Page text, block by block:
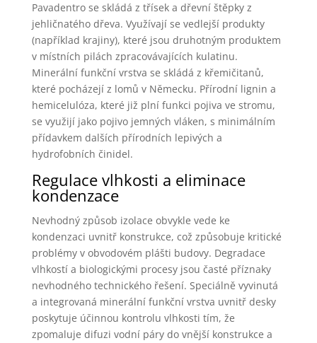
Pavadentro se skládá z třísek a dřevní štěpky z
jehličnatého dřeva. Využívají se vedlejší produkty
(například krajiny), které jsou druhotným produktem
v místních pilách zpracovávajících kulatinu.
Minerální funkční vrstva se skládá z křemičitanů,
které pocházejí z lomů v Německu. Přírodní lignin a
hemicelulóza, které již plní funkci pojiva ve stromu,
se využijí jako pojivo jemných vláken, s minimálním
přídavkem dalších přírodních lepivých a
hydrofobních činidel.
Regulace vlhkosti a eliminace
kondenzace
Nevhodný způsob izolace obvykle vede ke
kondenzaci uvnitř konstrukce, což způsobuje kritické
problémy v obvodovém plášti budovy. Degradace
vlhkostí a biologickými procesy jsou časté příznaky
nevhodného technického řešení. Speciálně vyvinutá
a integrovaná minerální funkční vrstva uvnitř desky
poskytuje účinnou kontrolu vlhkosti tím, že
zpomaluje difuzi vodní páry do vnější konstrukce a